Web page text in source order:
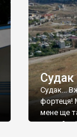
Судак
Судак...
фортеця!
мене ще